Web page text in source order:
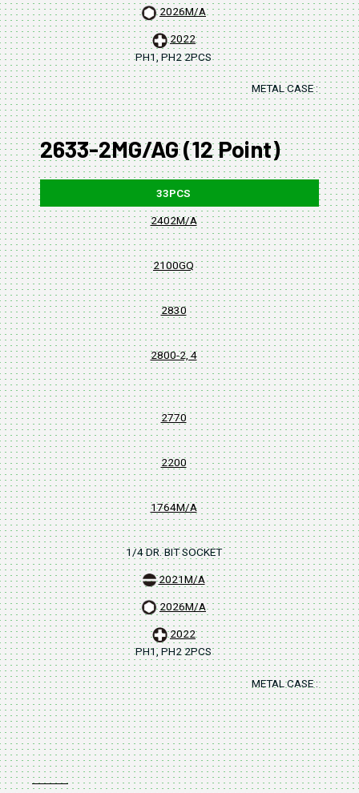
2026M/A
2022
PH1, PH2 2PCS
METAL CASE :
2633-2MG/AG (12 Point)
33PCS
2402M/A
4,
2100GQ
2830
2800-2, 4
2770
2200
1764M/A
1/4 DR. BIT SOCKET
2021M/A
2026M/A
2022
PH1, PH2 2PCS
METAL CASE :